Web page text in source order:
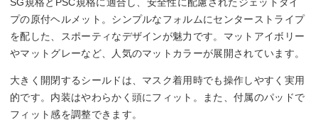
SG規格とPSC規格に適合し、安全性に配慮されたジェットタイ
プの原付ヘルメット。シンプルなフォルムにセンターストライプ
を配した、スポーティなデザインが魅力です。マットアイボリー
やマットグレーなど、人気のマットカラーが展開されています。
大きく開閉するシールドは、マスク着用時でも操作しやすく実用
的です。内装はやわらかく頭にフィット。また、付属のパッドで
フィット感を調整できます。